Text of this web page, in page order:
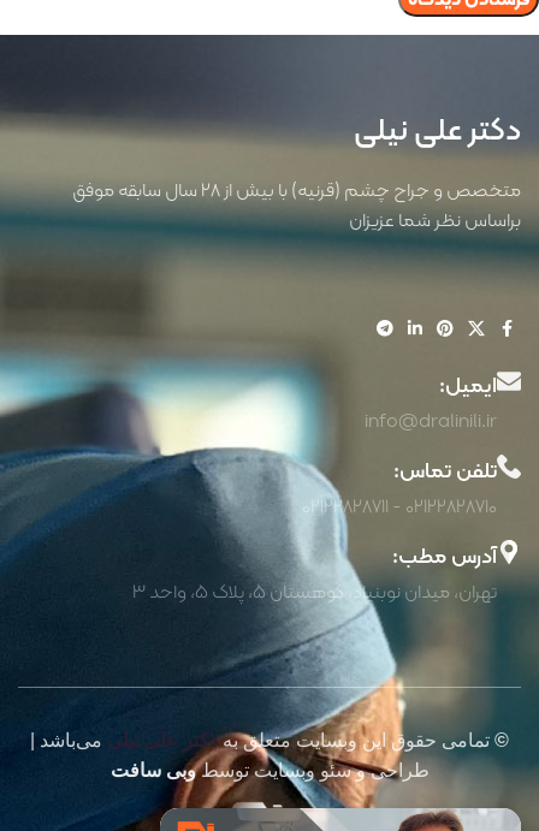
دکتر علی نیلی
متخصص و جراح چشم (قرنیه) با بیش از 28 سال سابقه موفق
براساس نظر شما عزیزان
ایمیل:
info@dralinili.ir
تلفن تماس:
02122828710 - 02122828711
آدرس مطب:
تهران، میدان نوبنیاد، کوهستان 5، پلاک 5، واحد 3
© تمامی حقوق این وبسایت متعلق بهدکتر علی نیلی می‌باشد |
طراحی و سئو وبسایت توسطوبی سافت